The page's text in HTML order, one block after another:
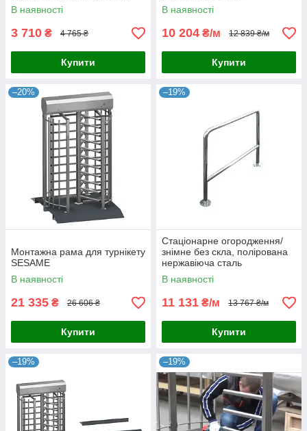
В наявності
3 710 ₴ 4 765 ₴
Купити
В наявності
10 204 ₴/м 12 839 ₴/м
Купити
–20%
Монтажна рама для турнікету
SESAME
В наявності
21 335 ₴ 26 606 ₴
Купити
–19%
Стаціонарне огородження/
знімне без скла, полірована
нержавіюча сталь
В наявності
11 131 ₴/м 13 767 ₴/м
Купити
–19% –19%